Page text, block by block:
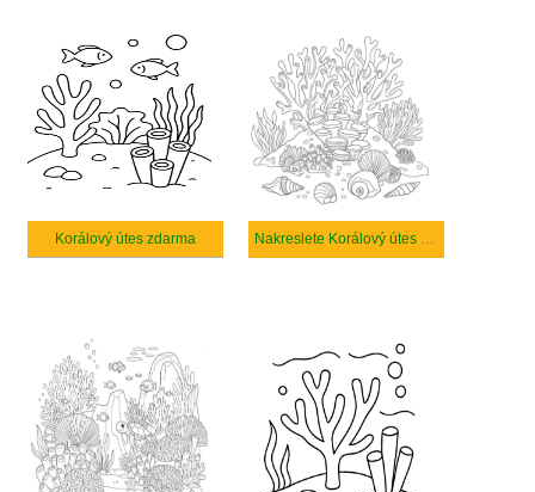
Korálový útes zdarma Nakreslete Korálový útes základní